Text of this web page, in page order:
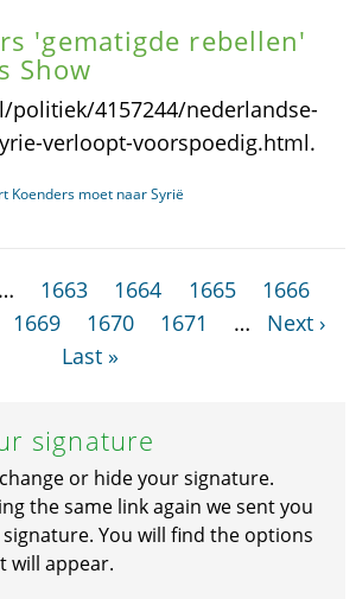
'gematigde rebellen'
Show
4157244/nederlandse-
verloopt-voorspoedig.html.
Koenders moet naar Syrië
… 1663 1664 1665
1666
1669 1670 1671 …
Next ›
Last »
signature
or hide your signature.
the same link again we sent you
You will find the options
will appear.